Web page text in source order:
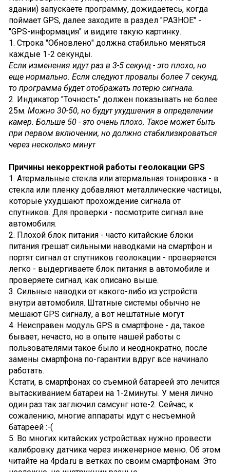
здании) запускаете программу, дожидаетесь, когда
поймает GPS, далее заходите в раздел "РАЗНОЕ" -
"GPS-информация" и видите такую картинку.
1. Строка "Обновлено" должна стабильно меняться
каждые 1-2 секунды.
Если изменения идут раз в 3-5 секунд - это плохо, но
еще нормально. Если следуют провалы более 7 секунд,
то программа будет отображать потерю сигнала.
2. Индикатор "Точность" должен показывать не более
25м. Можно 30-50, но будут ухудшения в определении
камер. Больше 50 - это очень плохо. Такое может быть
при первом включении, но должно стабилизироваться
через несколько минут
Причины некорректной работы геолокации GPS
1. Атермальные стекла или атермальная тонировка - в
стекла или пленку добавляют металлические частицы,
которые ухудшают прохождение сигнала от
спутников. Для проверки - посмотрите сигнал вне
автомобиля.
2. Плохой блок питания - часто китайские блоки
питания грешат сильными наводками на смартфон и
портят сигнал от спутников геолокации - проверяется
легко - выдергиваете блок питания в автомобиле и
проверяете сигнал, как описано выше.
3. Сильные наводки от какого-либо из устройств
внутри автомобиля. Штатные системы обычно не
мешают GPS сигналу, а вот нештатные могут
4. Неисправен модуль GPS в смартфоне - да, такое
бывает, нечасто, но в опыте нашей работы с
пользователями такое было и неоднократно, после
замены смартфона по-гарантии вдруг все начинало
работать.
Кстати, в смартфонах со съемной батареей это лечится
вытаскиванием батареи на 1-2минуты. У меня лично
один раз так заглючил самсунг ноте-2. Сейчас, к
сожалению, многие аппараты идут с несъемной
батареей :-(
5. Во многих китайских устройствах нужно провести
калибровку датчика через инженерное меню. Об этом
читайте на 4pda.ru в ветках по своим смартфонам. Это